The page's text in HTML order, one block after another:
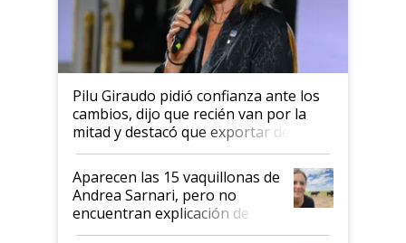
Pilu Giraudo pidió confianza ante los
cambios, dijo que recién van por la
mitad y destacó que exportar dejó de
ser "para unos pocos": "Tenemos un
mandato muy claro del gobierno
nacional"
Aparecen las 15 vaquillonas de
Andrea Sarnari, pero no
encuentran explicación de
cómo llegaron allí